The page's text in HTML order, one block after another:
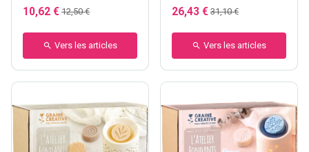
Créative - Amour
10,62 € 12,50 €
Vers les articles
Fleuries - Graine
Créative - Fondant Rose
fleurie
26,43 € 31,10 €
Vers les articles